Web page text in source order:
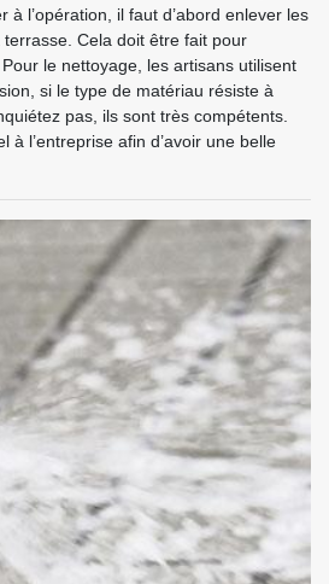
à l’opération, il faut d’abord enlever les
Cela doit être fait pour
le nettoyage, les artisans utilisent
si le type de matériau résiste à
pas, ils sont très compétents.
à l’entreprise afin d’avoir une belle